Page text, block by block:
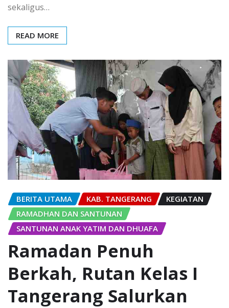
sekaligus…
READ MORE
BERITA UTAMA KAB. TANGERANG
KEGIATAN
RAMADHAN DAN SANTUNAN
SANTUNAN ANAK YATIM DAN DHUAFA
Ramadan Penuh
Berkah, Rutan Kelas I
Tangerang Salurkan